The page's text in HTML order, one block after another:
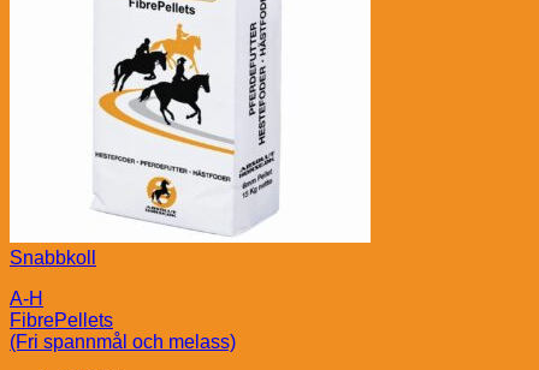
Snabbkoll
A-H
FibrePellets
(Fri spannmål och melass)